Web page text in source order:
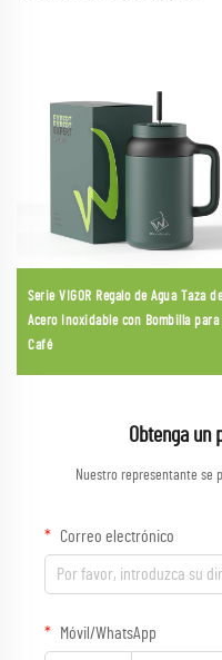
Serie VIGOR Regalo de Agua Taza de
Acero Inoxidable con Bombilla para
Café
Obtenga un
Nuestro representante se
Correo electrónico
Móvil/WhatsApp